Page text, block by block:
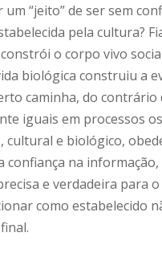
“jeito” de ser sem
pela cultura?
o corpo vivo
biológica construiu a
caminha, do contrário
iguais em processos
cultural e biológico,
confiança na informação,
e verdadeira para o
como estabelecido